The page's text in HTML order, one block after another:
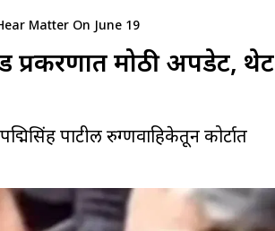
Matter On June 19
प्रकरणात मोठी अपडेट, थेट
पाटील रुग्णवाहिकेतून कोर्टात